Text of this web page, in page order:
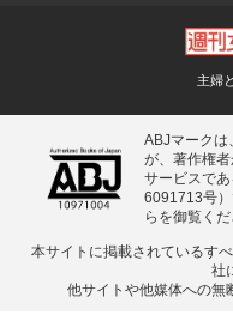
主婦
ABJマークは
が、著作権
サービスで
6091713号
らを御覧くだ
本サイトに掲載されているす
社
他サイトや他媒体への無